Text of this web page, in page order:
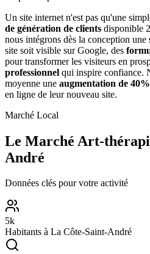
Un site internet n'est pas qu'une
de génération de clients disponible
nous intégrons dès la conception une
site soit visible sur Google, des
pour transformer les visiteurs en
professionnel qui inspire confiance.
moyenne une augmentation de
en ligne de leur nouveau site.
Marché Local
Le Marché Art-
André
Données clés pour votre activité
5k
Habitants à La Côte-Saint-André